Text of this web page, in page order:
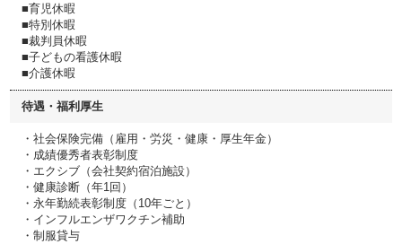
■育児休暇
■特別休暇
■裁判員休暇
■子どもの看護休暇
■介護休暇
待遇・福利厚生
・社会保険完備（雇用・労災・健康・厚生年金）
・成績優秀者表彰制度
・エクシブ（会社契約宿泊施設）
・健康診断（年1回）
・永年勤続表彰制度（10年ごと）
・インフルエンザワクチン補助
・制服貸与